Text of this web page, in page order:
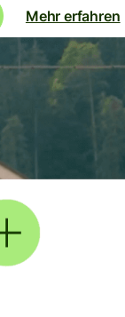
Mehr erfahren